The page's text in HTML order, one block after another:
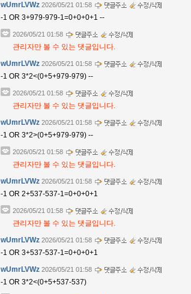
wUmrLVWz 2026/05/21 01:58
-1 OR 3+979-979-1=0+0+0+1 --
2026/05/21 01:58
관리자만 볼 수 있는 댓글입니다.
wUmrLVWz 2026/05/21 01:58
-1 OR 3*2<(0+5+979-979) --
2026/05/21 01:58
관리자만 볼 수 있는 댓글입니다.
wUmrLVWz 2026/05/21 01:58
-1 OR 3*2>(0+5+979-979) --
2026/05/21 01:58
관리자만 볼 수 있는 댓글입니다.
wUmrLVWz 2026/05/21 01:58
-1 OR 2+537-537-1=0+0+0+1
2026/05/21 01:58
관리자만 볼 수 있는 댓글입니다.
wUmrLVWz 2026/05/21 01:58
-1 OR 3+537-537-1=0+0+0+1
wUmrLVWz 2026/05/21 01:58
-1 OR 3*2<(0+5+537-537)